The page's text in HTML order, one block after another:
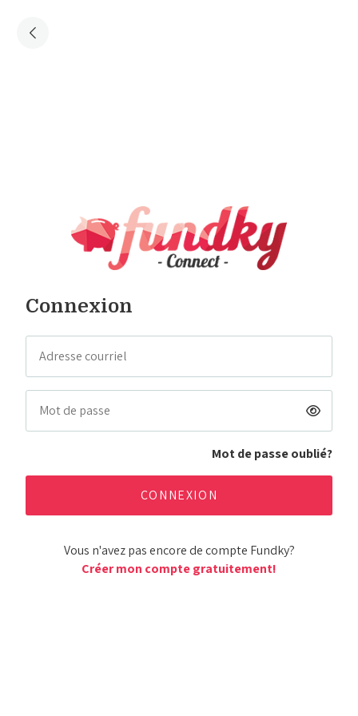
Connexion
Mot de passe oublié?
Vous n'avez pas encore de compte Fundky?
Créer mon compte gratuitement!